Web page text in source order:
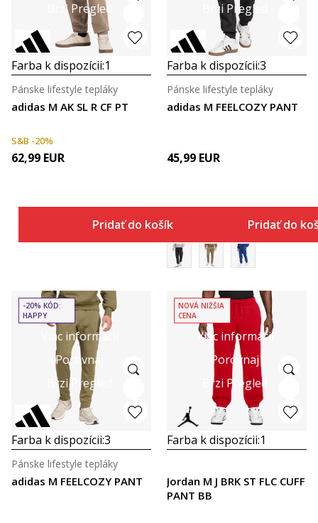
Brzi Pregled
Farba k dispozícii:1
adidas M AK SL R CF PT
Pánske lifestyle tepláky
S&B -20%
62,99 EUR
Pridať do košíka
Brzi Pregled
Farba k dispozícii:3
adidas M FEELCOZY PANT
Pánske lifestyle tepláky
45,99 EUR
Pridať do
Viac informácií
Porovnaj
Brzi Pregled
-20% KÓD:
HAPPY
Farba k dispozícii:3
adidas M FEELCOZY PANT
Pánske lifestyle tepláky
Viac informácií
Porovnaj
Brzi Pregled
NOVÁ NIŽŠIA
CENA
Farba k dispozícii:1
Jordan M J BRK ST FLC CUFF
PANT BB